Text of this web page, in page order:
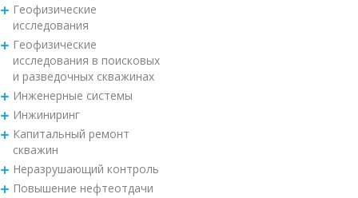
Геофизические
исследования
Геофизические
исследования в поисковых
и разведочных скважинах
Инженерные системы
Инжиниринг
Капитальный ремонт
скважин
Неразрушающий контроль
Повышение нефтеотдачи